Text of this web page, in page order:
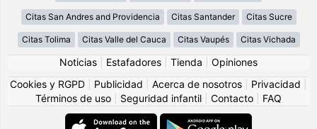
Citas San Andres and Providencia Citas Santander Citas Sucre
Citas Tolima Citas Valle del Cauca Citas Vaupés Citas Vichada
Noticias Estafadores Tienda
Opiniones
Cookies y RGPD
Publicidad Acerca de nosotros Privacidad
Términos de uso
Seguridad infantil Contacto FAQ